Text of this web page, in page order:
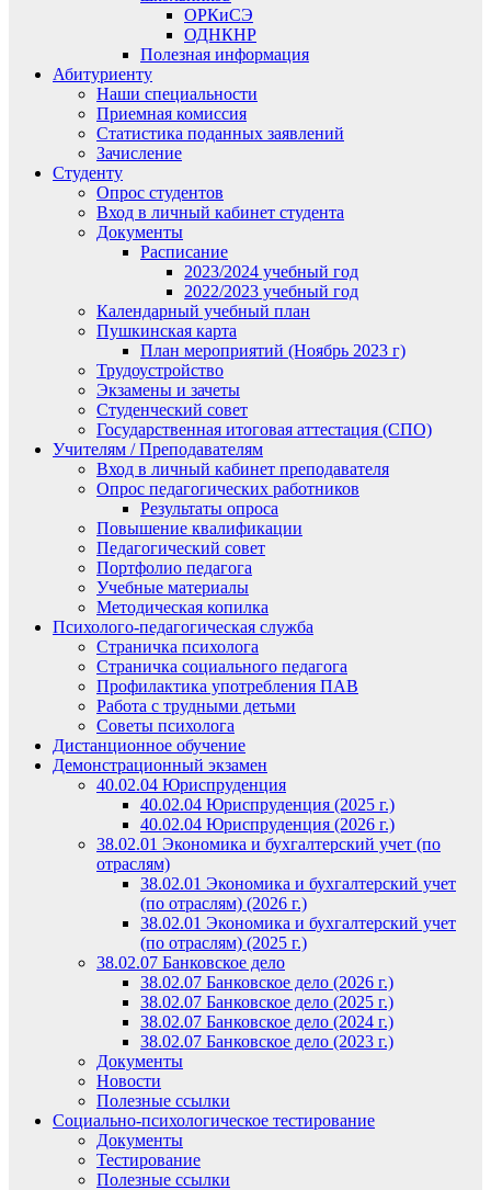
ОРКиСЭ
ОДНКНР
Полезная информация
Абитуриенту
Наши специальности
Приемная комиссия
Статистика поданных заявлений
Зачисление
Студенту
Опрос студентов
Вход в личный кабинет студента
Документы
Расписание
2023/2024 учебный год
2022/2023 учебный год
Календарный учебный план
Пушкинская карта
План мероприятий (Ноябрь 2023 г)
Трудоустройство
Экзамены и зачеты
Студенческий совет
Государственная итоговая аттестация (СПО)
Учителям / Преподавателям
Вход в личный кабинет преподавателя
Опрос педагогических работников
Результаты опроса
Повышение квалификации
Педагогический совет
Портфолио педагога
Учебные материалы
Методическая копилка
Психолого-педагогическая служба
Страничка психолога
Страничка социального педагога
Профилактика употребления ПАВ
Работа с трудными детьми
Советы психолога
Дистанционное обучение
Демонстрационный экзамен
40.02.04 Юриспруденция
40.02.04 Юриспруденция (2025 г.)
40.02.04 Юриспруденция (2026 г.)
38.02.01 Экономика и бухгалтерский учет (по
отраслям)
38.02.01 Экономика и бухгалтерский учет
(по отраслям) (2026 г.)
38.02.01 Экономика и бухгалтерский учет
(по отраслям) (2025 г.)
38.02.07 Банковское дело
38.02.07 Банковское дело (2026 г.)
38.02.07 Банковское дело (2025 г.)
38.02.07 Банковское дело (2024 г.)
38.02.07 Банковское дело (2023 г.)
Документы
Новости
Полезные ссылки
Социально-психологическое тестирование
Документы
Тестирование
Полезные ссылки